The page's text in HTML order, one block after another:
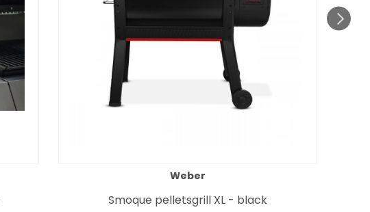
Weber
Smoque pelletsgrill XL - black